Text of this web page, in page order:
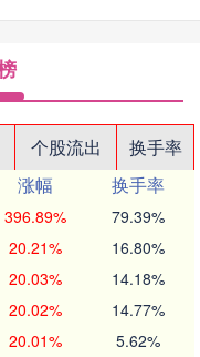
个股流出
换手率
涨幅
换手率
396.89% 79.39%
20.21% 16.80%
20.03% 14.18%
20.02% 14.77%
20.01% 5.62%